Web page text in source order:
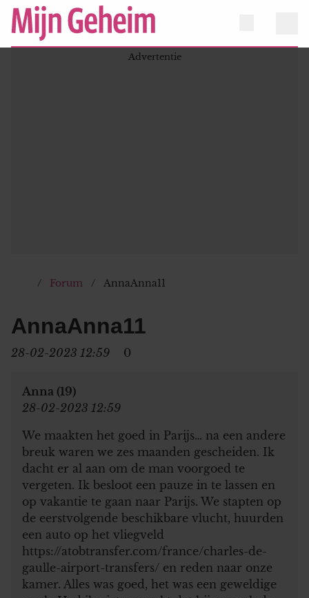
Forum AnnaAnna11
AnnaAnna11
28-02-2023 12:59 0
Anna (19)
28-02-2023 12:59
We maakten het goed in Parijs… na een andere
breuk waren we zes maanden gescheiden. Ik
dacht er al aan om de man voorgoed te
vergeten. Ik besloot een pauze in te lassen en
op vakantie te gaan naar Parijs. We stapten op
de eerstvolgende beschikbare vlucht, huurden
een auto op het vliegveld
https://atobtransfer.com/france/charles-de-
gaulle-airport-transfers/ en reden naar onze
kamer. Alles was goed, het was een geweldige